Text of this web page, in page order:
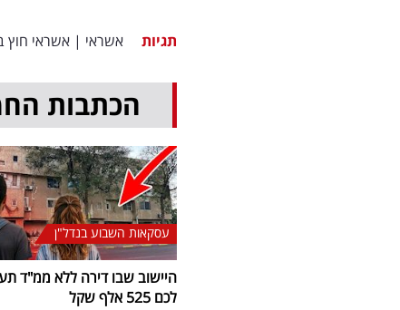
תגיות אשראי | אשראי חוץ
הכתבות
עסקאות השבוע בנדל"ן
היישוב שבו דירה ללא ממ"ד
לכם 525 אלף שקל